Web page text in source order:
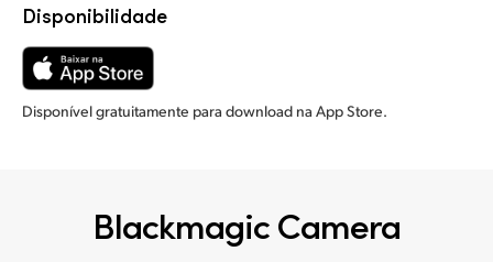
Disponibilidade
Disponível gratuitamente para download na App Store.
Blackmagic Camera